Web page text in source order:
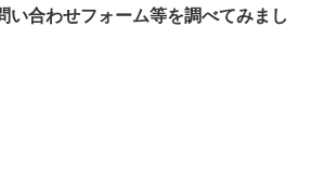
い合わせフォーム等を調べてみまし